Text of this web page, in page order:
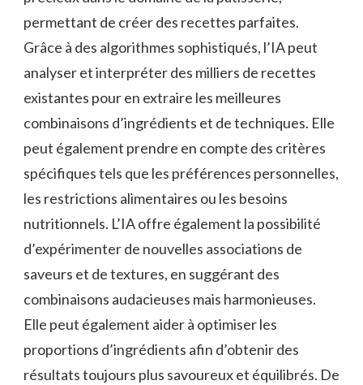
permettant de créer des recettes parfaites.
Grâce à des algorithmes sophistiqués, l’IA peut
analyser et interpréter des milliers de recettes
existantes pour en extraire les meilleures
combinaisons d’ingrédients et de techniques. Elle
peut également prendre en compte des critères
spécifiques tels que les préférences personnelles,
les restrictions alimentaires ou les besoins
nutritionnels. L’IA offre également la possibilité
d’expérimenter de nouvelles associations de
saveurs et de textures, en suggérant des
combinaisons audacieuses mais harmonieuses.
Elle peut également aider à optimiser les
proportions d’ingrédients afin d’obtenir des
résultats toujours plus savoureux et équilibrés. De